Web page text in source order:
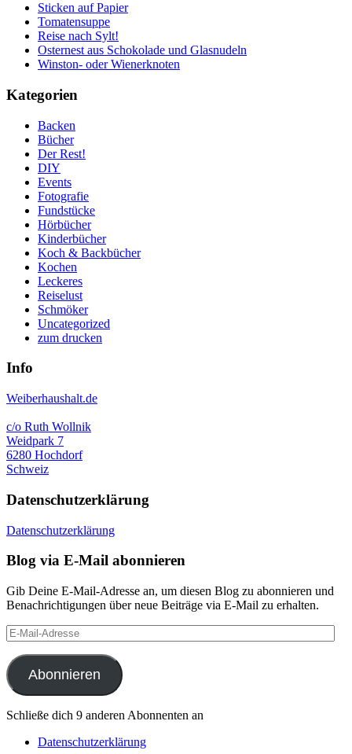
Sticken auf Papier
Tomatensuppe
Reise nach Sylt!
Osternest aus Schokolade und Glasnudeln
Winston- oder Wienerknoten
Kategorien
Backen
Bücher
Der Rest!
DIY
Events
Fotografie
Fundstücke
Hörbücher
Kinderbücher
Koch & Backbücher
Kochen
Leckeres
Reiselust
Schmöker
Uncategorized
zum drucken
Info
Weiberhaushalt.de
c/o Ruth Wollnik
Weidpark 7
6280 Hochdorf
Schweiz
Datenschutzerklärung
Datenschutzerklärung
Blog via E-Mail abonnieren
Gib Deine E-Mail-Adresse an, um diesen Blog zu abonnieren und
Benachrichtigungen über neue Beiträge via E-Mail zu erhalten.
E-
Mail-
Adresse
Abonnieren
Schließe dich 9 anderen Abonnenten an
Datenschutzerklärung